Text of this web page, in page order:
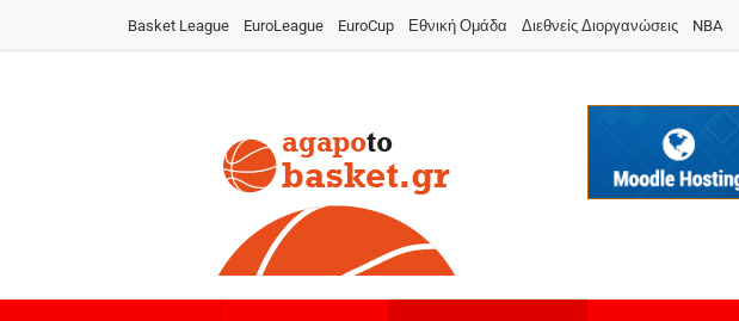
Basket League EuroLeague EuroCup Εθνική Ομάδα Διεθνείς Διοργανώσεις NBA